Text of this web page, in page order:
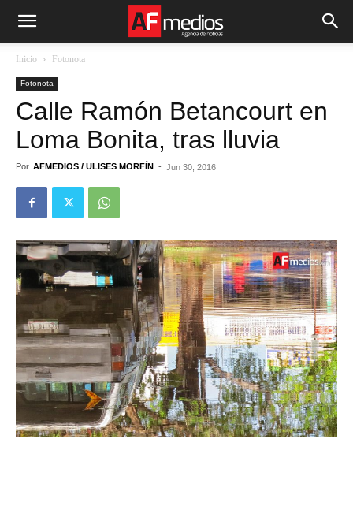
Inicio Fotonota
Fotonota
Calle Ramón Betancourt en
Loma Bonita, tras lluvia
Por AFMEDIOS / ULISES MORFÍN - Jun 30, 2016